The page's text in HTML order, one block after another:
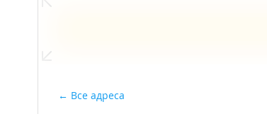
Все адреса